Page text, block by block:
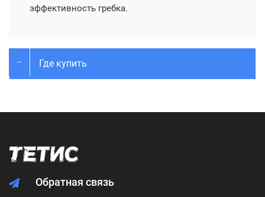
эффективность гребка.
Где купить
Обратная связь